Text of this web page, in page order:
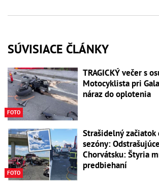
SÚVISIACE ČLÁNKY
FOTO
TRAGICKÝ večer s
Motocyklista pri
náraz do oplotenia
FOTO
Strašidelný
sezóny:
Chorvátsku: Štyria
predbiehaní